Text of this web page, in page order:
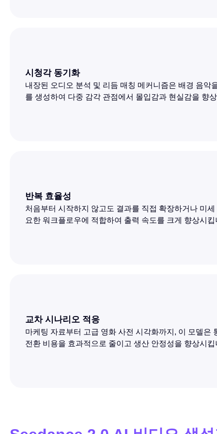
시청각 동기화
내장된 오디오 분석 및 리듬 매칭 메커니즘은 배경 음
를 생성하여 다중 감각 관점에서 몰입감과 현실감을 향
반복 효율성
처음부터 시작하지 않고도 결과를 직접 확장하거나 미
요한 워크플로우에 적합하여 출력 속도를 크게 향상시킵
교차 시나리오 적응
마케팅 자료부터 고급 영화 사전 시각화까지, 이 모델
전환 비용을 효과적으로 줄이고 생산 안정성을 향상시킵